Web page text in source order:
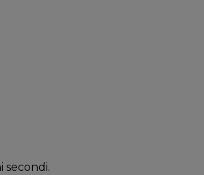
secondi.